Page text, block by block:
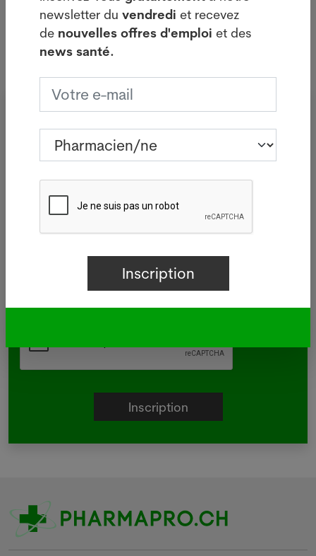
Inscrivez-vous à notre newsletter
gratuite du vendredi
Pharmacien/ne
Délégué/e médical/e
newsletter du vendredi et recevez
de nouvelles offres d'emploi et des
news santé.